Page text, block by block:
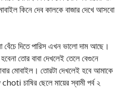
কিনে দেব কালকে বাজার দেখে আসবো
দিতে পারিস এখন ভালো দাম আছে।
তোর বাবা দেখলেই তেলে বেগুনে
মোবাইল। তোরটা দেখলেই হবে আমাকে
চাষির ছেলে মায়ের স্বামী পর্ব ২